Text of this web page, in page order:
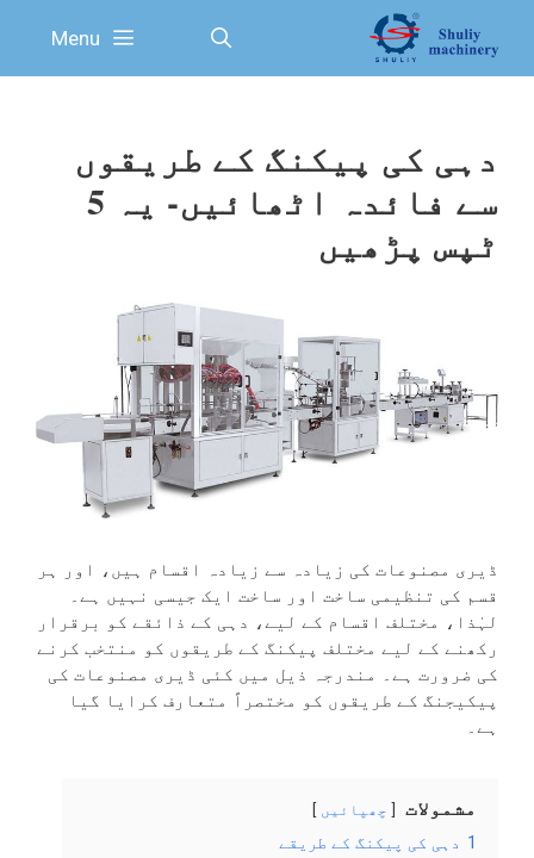
Menu
دہی کی پیکنگ کے طریقوں
سے فائدہ اٹھائیں- یہ 5
ٹپس پڑھیں
ڈیری مصنوعات کی زیادہ سے زیادہ اقسام ہیں، اور ہر
قسم کی تنظیمی ساخت اور ساخت ایک جیسی نہیں ہے۔
لہٰذا، مختلف اقسام کے لیے، دہی کے ذائقے کو برقرار
رکھنے کے لیے مختلف پیکنگ کے طریقوں کو منتخب کرنے
کی ضرورت ہے۔ مندرجہ ذیل میں کئی ڈیری مصنوعات کی
پیکیجنگ کے طریقوں کو مختصراً متعارف کرایا گیا
ہے۔
مشمولات چھپائیں
1 دہی کی پیکنگ کے طریقے